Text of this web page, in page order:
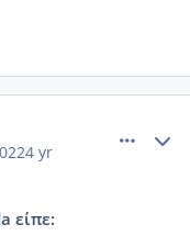
4 yr
είπε: